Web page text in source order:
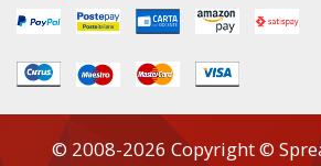
© 2008-2026 Copyright ©